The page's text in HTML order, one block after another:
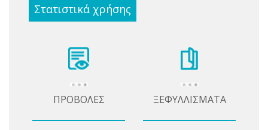
Στατιστικά χρήσης
ΠΡΟΒΟΛΕΣ ΞΕΦΥΛΛΙΣΜΑΤΑ